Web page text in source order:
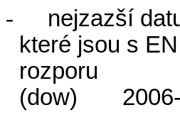
-
nejzazší
které jsou s
rozporu
(dow)